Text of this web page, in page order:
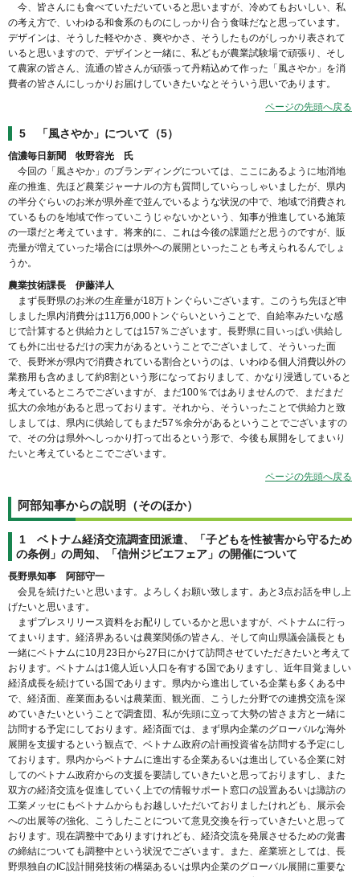
今、皆さんにも食べていただいていると思いますが、冷めてもおいしい、私
の考え方で、いわゆる和食系のものにしっかり合う食味だなと思っています。
デザインは、そうした軽やかさ、爽やかさ、そうしたものがしっかり表されて
いると思いますので、デザインと一緒に、私どもが農業試験場で頑張り、そし
て農家の皆さん、流通の皆さんが頑張って丹精込めて作った「風さやか」を消
費者の皆さんにしっかりお届けしていきたいなとそういう思いであります。
ページの先頭へ戻る
5 「風さやか」について（5）
信濃毎日新聞 牧野容光 氏
今回の「風さやか」のブランディングについては、ここにあるように地消地
産の推進、先ほど農業ジャーナルの方も質問していらっしゃいましたが、県内
の半分ぐらいのお米が県外産で並んでいるような状況の中で、地域で消費され
ているものを地域で作っていこうじゃないかという、知事が推進している施策
の一環だと考えています。将来的に、これは今後の課題だと思うのですが、販
売量が増えていった場合には県外への展開といったことも考えられるんでしょ
うか。
農業技術課長 伊藤洋人
まず長野県のお米の生産量が18万トンぐらいございます。このうち先ほど申
しました県内消費分は11万6,000トンぐらいということで、自給率みたいな感
じで計算すると供給力としては157％ございます。長野県に目いっぱい供給し
ても外に出せるだけの実力があるということでございまして、そういった面
で、長野米が県内で消費されている割合というのは、いわゆる個人消費以外の
業務用も含めまして約8割という形になっておりまして、かなり浸透していると
考えているところでございますが、まだ100％ではありませんので、まだまだ
拡大の余地があると思っております。それから、そういったことで供給力と致
しましては、県内に供給してもまだ57％余分があるということでございますの
で、その分は県外へしっかり打って出るという形で、今後も展開をしてまいり
たいと考えているとこでございます。
ページの先頭へ戻る
阿部知事からの説明（そのほか）
1 ベトナム経済交流調査団派遣、「子どもを性被害から守るため
の条例」の周知、「信州ジビエフェア」の開催について
長野県知事 阿部守一
会見を続けたいと思います。よろしくお願い致します。あと3点お話を申し上
げたいと思います。
まずプレスリリース資料をお配りしているかと思いますが、ベトナムに行っ
てまいります。経済界あるいは農業関係の皆さん、そして向山県議会議長とも
一緒にベトナムに10月23日から27日にかけて訪問させていただきたいと考えて
おります。ベトナムは1億人近い人口を有する国でありますし、近年目覚ましい
経済成長を続けている国であります。県内から進出している企業も多くある中
で、経済面、産業面あるいは農業面、観光面、こうした分野での連携交流を深
めていきたいということで調査団、私が先頭に立って大勢の皆さま方と一緒に
訪問する予定にしております。経済面では、まず県内企業のグローバルな海外
展開を支援するという観点で、ベトナム政府の計画投資省を訪問する予定にし
ております。県内からベトナムに進出する企業あるいは進出している企業に対
してのベトナム政府からの支援を要請していきたいと思っておりますし、また
双方の経済交流を促進していく上での情報サポート窓口の設置あるいは諏訪の
工業メッセにもベトナムからもお越しいただいておりましたけれども、展示会
への出展等の強化、こうしたことについて意見交換を行っていきたいと思って
おります。現在調整中でありますけれども、経済交流を発展させるための覚書
の締結についても調整中という状況でございます。また、産業班としては、長
野県独自のIC設計開発技術の構築あるいは県内企業のグローバル展開に重要な